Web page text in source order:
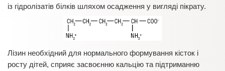
із гідролізатів білків шляхом осадження у вигляді пікрату.
Лізин необхідний для нормального формування кісток і
росту дітей, сприяє засвоєнню кальцію та підтриманню